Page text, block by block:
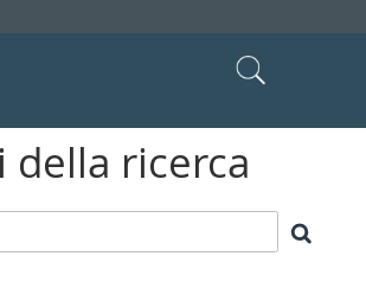
della ricerca